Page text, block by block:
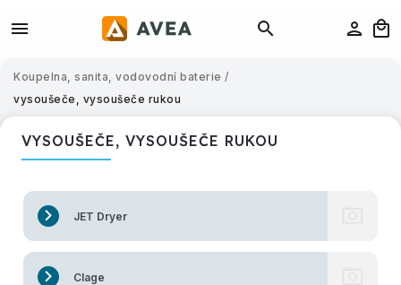
Koupelna, sanita, vodovodní baterie /
vysoušeče, vysoušeče rukou
VYSOUŠEČE, VYSOUŠEČE RUKOU
JET Dryer
Clage